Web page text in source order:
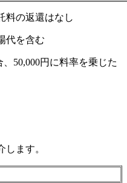
料の返還はなし
代を含む
50,000円に料率を乗じた
ます。